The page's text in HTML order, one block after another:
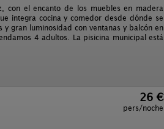
con el encanto de los muebles en madera
integra cocina y comedor desde dónde se
gran luminosidad con ventanas y balcón en
4 adultos. La pisicina municipal está
26 €
pers/noche